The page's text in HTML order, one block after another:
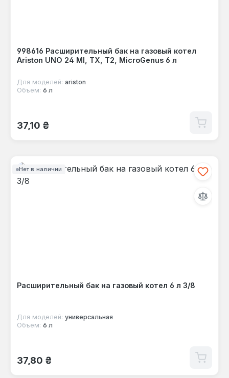
998616 Расширительный бак на газовый котел
Ariston UNO 24 MI, TX, T2, MicroGenus 6 л
Для моделей: ariston
Объем: 6 л
Обычная цена:
37,10 ₴
Нет в наличии
Расширительный бак на газовый котел 6 л 3/8
Для моделей: универсальная
Объем: 6 л
Обычная цена:
37,80 ₴